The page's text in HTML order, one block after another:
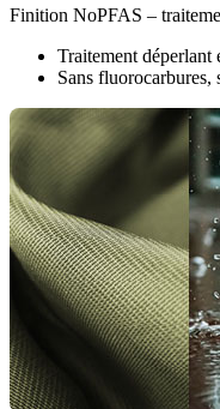
Finition NoPFAS –
Traitement déperlant
Sans fluorocarbures,